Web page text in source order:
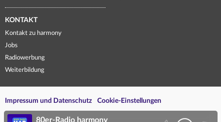
KONTAKT
Kontakt zu harmony
Jobs
Radiowerbung
Weiterbildung
Impressum und Datenschutz Cookie-Einstellungen
80er-Radio harmony